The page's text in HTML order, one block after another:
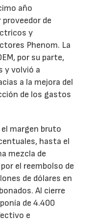
año
de
y
Phenom. La
por su parte,
y volvió a
a la mejora del
de los gastos
margen bruto
hasta el
mezcla de
el reembolso de
de dólares en
Al cierre
de 4.400
e